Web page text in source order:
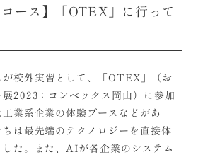
コース】「OTEX」に行って
校外実習として、「OTEX」（お
2023：コンベックス岡山）に参加
業系企業の体験ブースなどがあ
は最先端のテクノロジーを直接体
た。また、AIが各企業のシステム